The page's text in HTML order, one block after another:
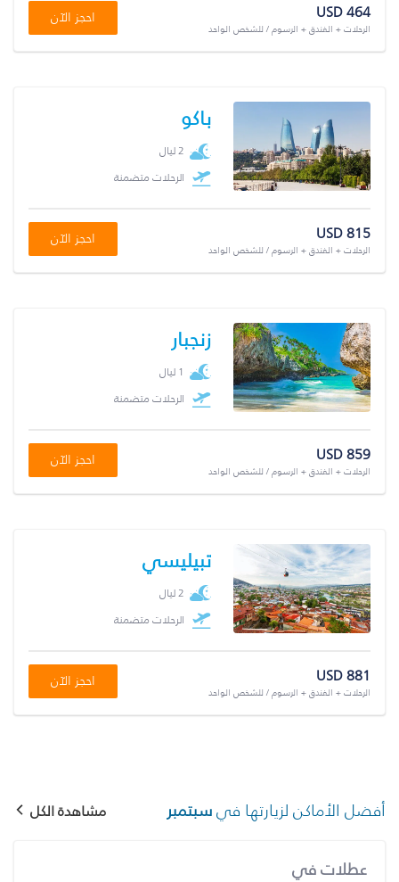
USD 464
الرحلات + الفندق + الرسوم / للشخص الواحد
احجز الآن
باكو
2 ليال
الرحلات متضمنة
USD 815
الرحلات + الفندق + الرسوم / للشخص الواحد
احجز الآن
زنجبار
1 ليال
الرحلات متضمنة
USD 859
الرحلات + الفندق + الرسوم / للشخص الواحد
احجز الآن
تبيليسي
2 ليال
الرحلات متضمنة
USD 881
الرحلات + الفندق + الرسوم / للشخص الواحد
احجز الآن
أفضل الأماكن لزيارتها فيسبتمبر مشاهدة الكل
عطلات في